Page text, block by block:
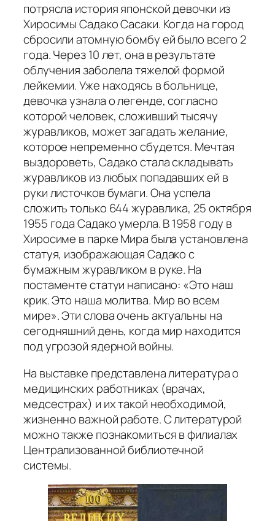
потрясла история японской девочки из
Хиросимы Садако Сасаки. Когда на город
сбросили атомную бомбу ей было всего 2
года. Через 10 лет, она в результате
облучения заболела тяжелой формой
лейкемии. Уже находясь в больнице,
девочка узнала о легенде, согласно
которой человек, сложивший тысячу
журавликов, может загадать желание,
которое непременно сбудется. Мечтая
выздороветь, Садако стала складывать
журавликов из любых попадавших ей в
руки листочков бумаги. Она успела
сложить только 644 журавлика, 25 октября
1955 года Садако умерла. В 1958 году в
Хиросиме в парке Мира была установлена
статуя, изображающая Садако с
бумажным журавликом в руке. На
постаменте статуи написано: «Это наш
крик. Это наша молитва. Мир во всем
мире». Эти слова очень актуальны на
сегодняшний день, когда мир находится
под угрозой ядерной войны.
На выставке представлена литература о
медицинских работниках (врачах,
медсестрах) и их такой необходимой,
жизненно важной работе. С литературой
можно также познакомиться в филиалах
Централизованной библиотечной
системы.